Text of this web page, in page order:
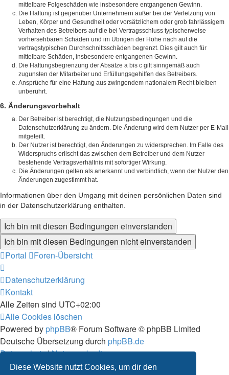
Diese Website nutzt Cookies, um dir den
mittelbare Folgeschäden wie insbesondere entgangenen Gewinn.
Die Haftung ist gegenüber Unternehmern außer bei der Verletzung von
Leben, Körper und Gesundheit oder vorsätzlichem oder grob fahrlässigem
Verhalten des Betreibers auf die bei Vertragsschluss typischerweise
vorhersehbaren Schäden und im Übrigen der Höhe nach auf die
vertragstypischen Durchschnittsschäden begrenzt. Dies gilt auch für
mittelbare Schäden, insbesondere entgangenen Gewinn.
Die Haftungsbegrenzung der Absätze a bis c gilt sinngemäß auch
zugunsten der Mitarbeiter und Erfüllungsgehilfen des Betreibers.
Ansprüche für eine Haftung aus zwingendem nationalem Recht bleiben
unberührt.
6. Änderungsvorbehalt
Der Betreiber ist berechtigt, die Nutzungsbedingungen und die
Datenschutzerklärung zu ändern. Die Änderung wird dem Nutzer per E-Mail
mitgeteilt.
Der Nutzer ist berechtigt, den Änderungen zu widersprechen. Im Falle des
Widerspruchs erlischt das zwischen dem Betreiber und dem Nutzer
bestehende Vertragsverhältnis mit sofortiger Wirkung.
Die Änderungen gelten als anerkannt und verbindlich, wenn der Nutzer den
Änderungen zugestimmt hat.
Informationen über den Umgang mit deinen persönlichen Daten sind
in der Datenschutzerklärung enthalten.
Portal Foren-Übersicht
Datenschutzerklärung
Kontakt
Alle Zeiten sind UTC+02:00
Alle Cookies löschen
Powered by phpBB® Forum Software © phpBB Limited
Deutsche Übersetzung durch phpBB.de
Datenschutz|Nutzungsbedingungen